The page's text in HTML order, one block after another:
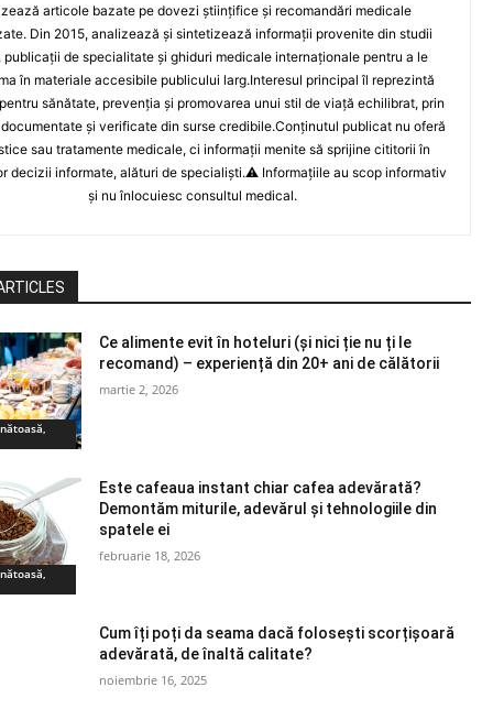
articole bazate pe dovezi științifice și recomandări medicale
Din 2015, analizează și sintetizează informații provenite din studii
publicații de specialitate și ghiduri medicale internaționale pentru a le
în materiale accesibile publicului larg.Interesul principal îl reprezintă
sănătate, prevenția și promovarea unui stil de viață echilibrat, prin
și verificate din surse credibile.Conținutul publicat nu oferă
sau tratamente medicale, ci informații menite să sprijine cititorii în
decizii informate, alături de specialiști.⚠️ Informațiile au scop informativ
și nu înlocuiesc consultul medical.
Ce alimente evit în hoteluri (și nici ție nu ți le
recomand) – experiență din 20+ ani de călătorii
martie 2, 2026
Este cafeaua instant chiar cafea adevărată?
Demontăm miturile, adevărul și tehnologiile din
spatele ei
februarie 18, 2026
Cum îți poți da seama dacă folosești scorțișoară
adevărată, de înaltă calitate?
noiembrie 16, 2025